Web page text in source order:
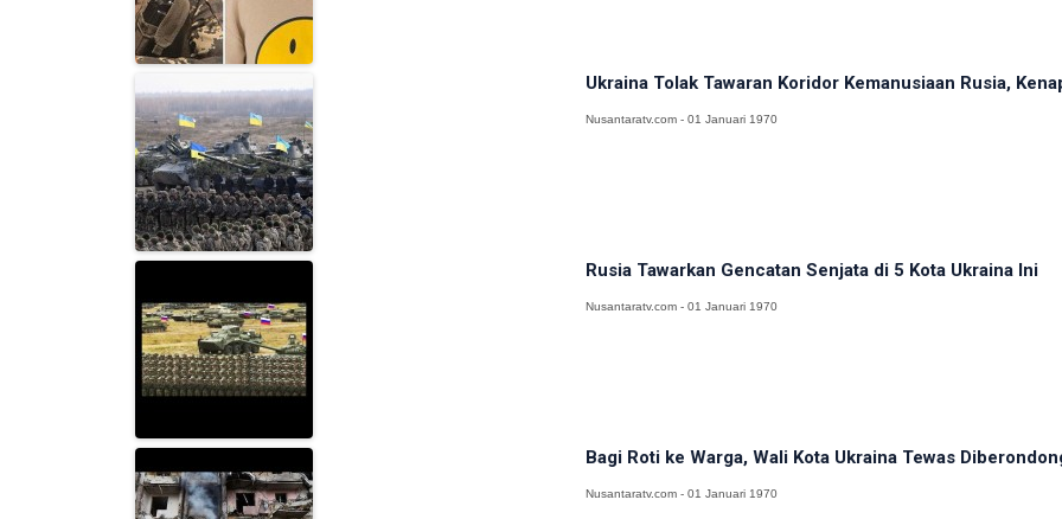
Ukraina Tolak Tawaran Koridor Kemanusiaan Rusia,
Nusantaratv.com - 01 Januari 1970
Rusia Tawarkan Gencatan Senjata di 5 Kota Ukraina Ini
Nusantaratv.com - 01 Januari 1970
Bagi Roti ke Warga, Wali Kota Ukraina Tewas
Nusantaratv.com - 01 Januari 1970